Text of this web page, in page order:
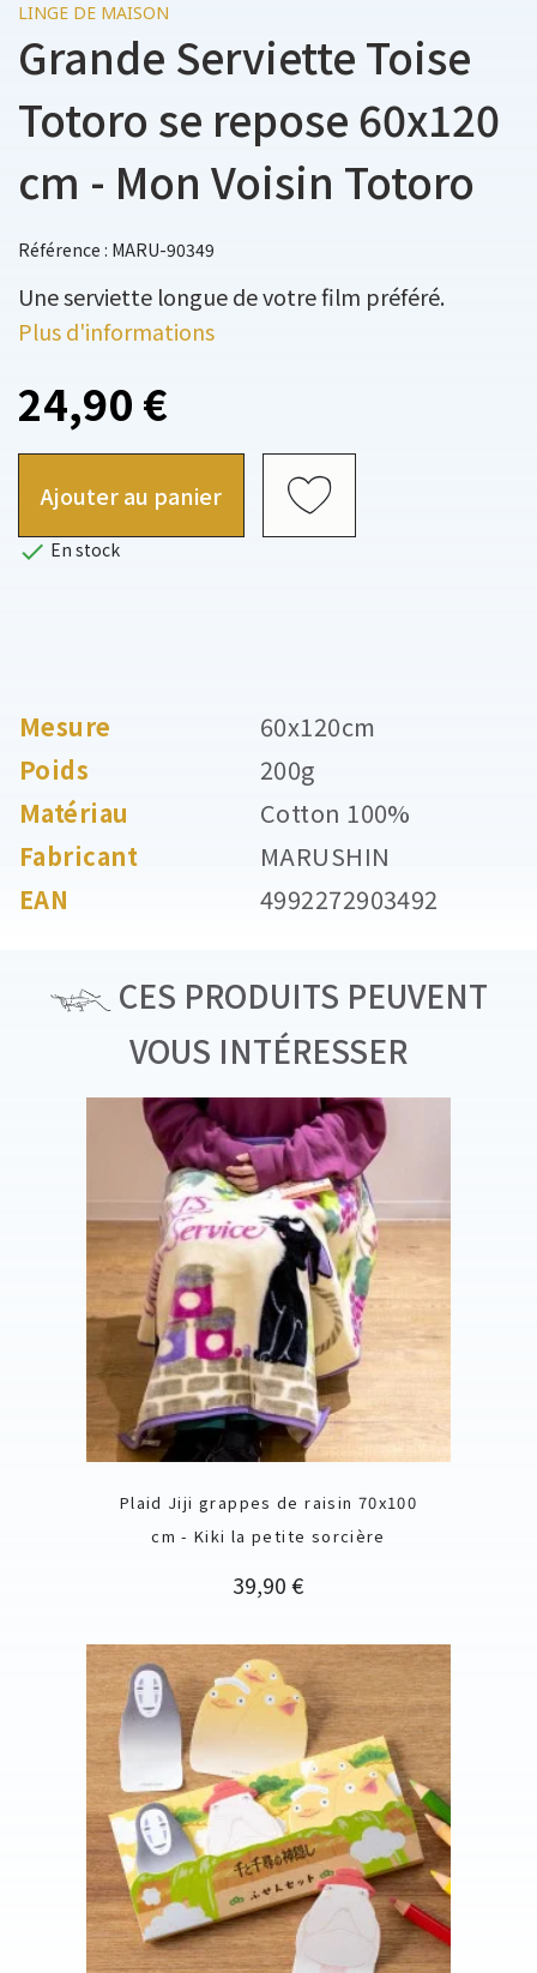
LINGE DE MAISON
Grande Serviette Toise
Totoro se repose 60x120
cm - Mon Voisin Totoro
Référence : MARU-90349
Une serviette longue de votre film préféré.
Plus d'informations
24,90 €
Ajouter au panier
 En stock
Mesure
60x120cm
Poids
200g
Matériau
Cotton 100%
Fabricant
MARUSHIN
EAN
4992272903492
CES PRODUITS PEUVENT
VOUS INTÉRESSER
Plaid Jiji grappes de raisin 70x100
cm - Kiki la petite sorcière
Prix
39,90 €